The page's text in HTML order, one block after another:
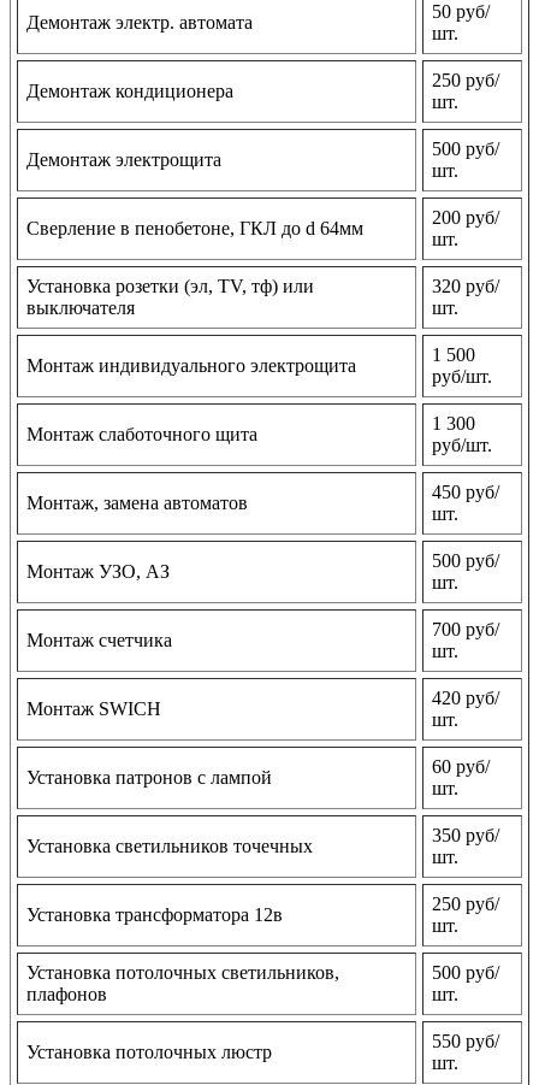
Демонтаж электр. автомата
50 руб/
шт.
Демонтаж кондиционера
250 руб/
шт.
Демонтаж электрощита
500 руб/
шт.
Сверление в пенобетоне, ГКЛ до d 64мм
200 руб/
шт.
Установка розетки (эл, TV, тф) или
выключателя
320 руб/
шт.
Монтаж индивидуального электрощита
1 500
руб/шт.
Монтаж слаботочного щита
1 300
руб/шт.
Монтаж, замена автоматов
450 руб/
шт.
Монтаж УЗО, АЗ
500 руб/
шт.
Монтаж счетчика
700 руб/
шт.
Монтаж SWICH
420 руб/
шт.
Установка патронов с лампой
60 руб/
шт.
Установка светильников точечных
350 руб/
шт.
Установка трансформатора 12в
250 руб/
шт.
Установка потолочных светильников,
плафонов
500 руб/
шт.
Установка потолочных люстр
550 руб/
шт.